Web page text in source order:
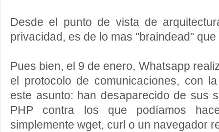
Desde el punto de vista de
privacidad, es de lo mas "braindead"
Pues bien, el 9 de enero, Whatsapp
el protocolo de comunicaciones, con
este asunto: han desaparecido de sus
PHP contra los que podíamos
simplemente wget, curl o un navegador